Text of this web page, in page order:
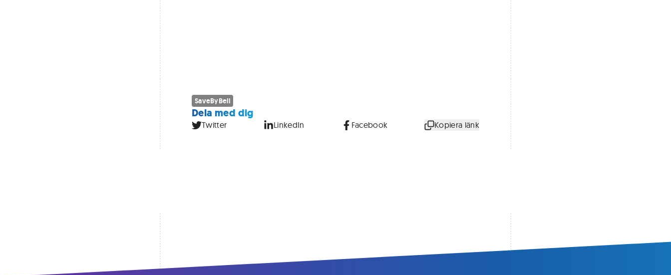
SaveByBell
Dela med dig
Twitter LinkedIn Facebook Kopiera länk